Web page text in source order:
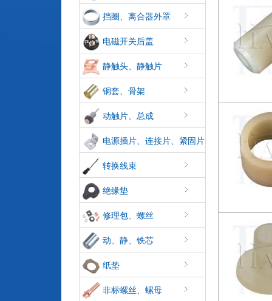
挡圈、离合器外罩
电磁开关后盖
静触头、静触片
铜套、骨架
动触片、总成
电源插片、连接片、紧固片
转换线束
绝缘垫
修理包、螺丝
动、静、铁芯
纸垫
非标螺丝、螺母